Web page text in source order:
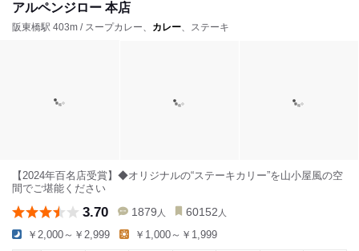
アルペンジロー 本店
阪東橋駅 403m / スープカレー、 カレー 、ステーキ
【2024年百名店受賞】◆オリジナルの“ステーキカリー”を山小屋風の空
間でご堪能ください
3.70 1879 人 60152 人
￥2,000～￥2,999 ￥1,000～￥1,999